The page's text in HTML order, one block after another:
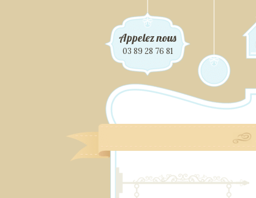
Appelez nous
03 89 28 76 81